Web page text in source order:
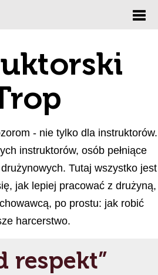
- nie tylko dla instruktorów.
instruktorów, osób pełniące
Tutaj wszystko jest
jak lepiej pracować z drużyną,
po prostu: jak robić
harcerstwo.
respekt”